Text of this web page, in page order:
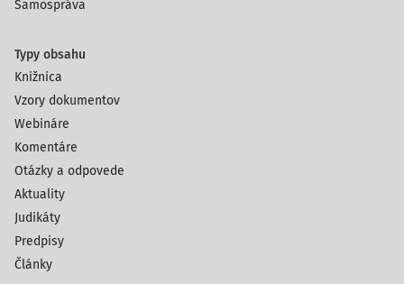
Samospráva
Typy obsahu
Knižnica
Vzory dokumentov
Webináre
Komentáre
Otázky a odpovede
Aktuality
Judikáty
Predpisy
Články